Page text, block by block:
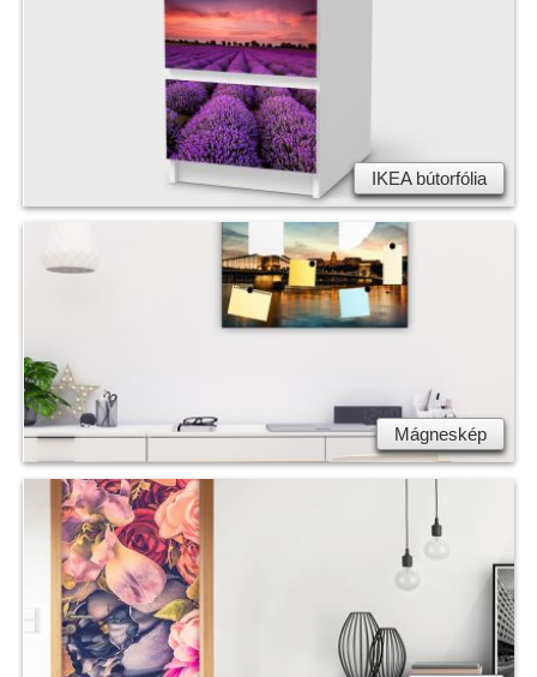
IKEA bútorfólia
Mágneskép